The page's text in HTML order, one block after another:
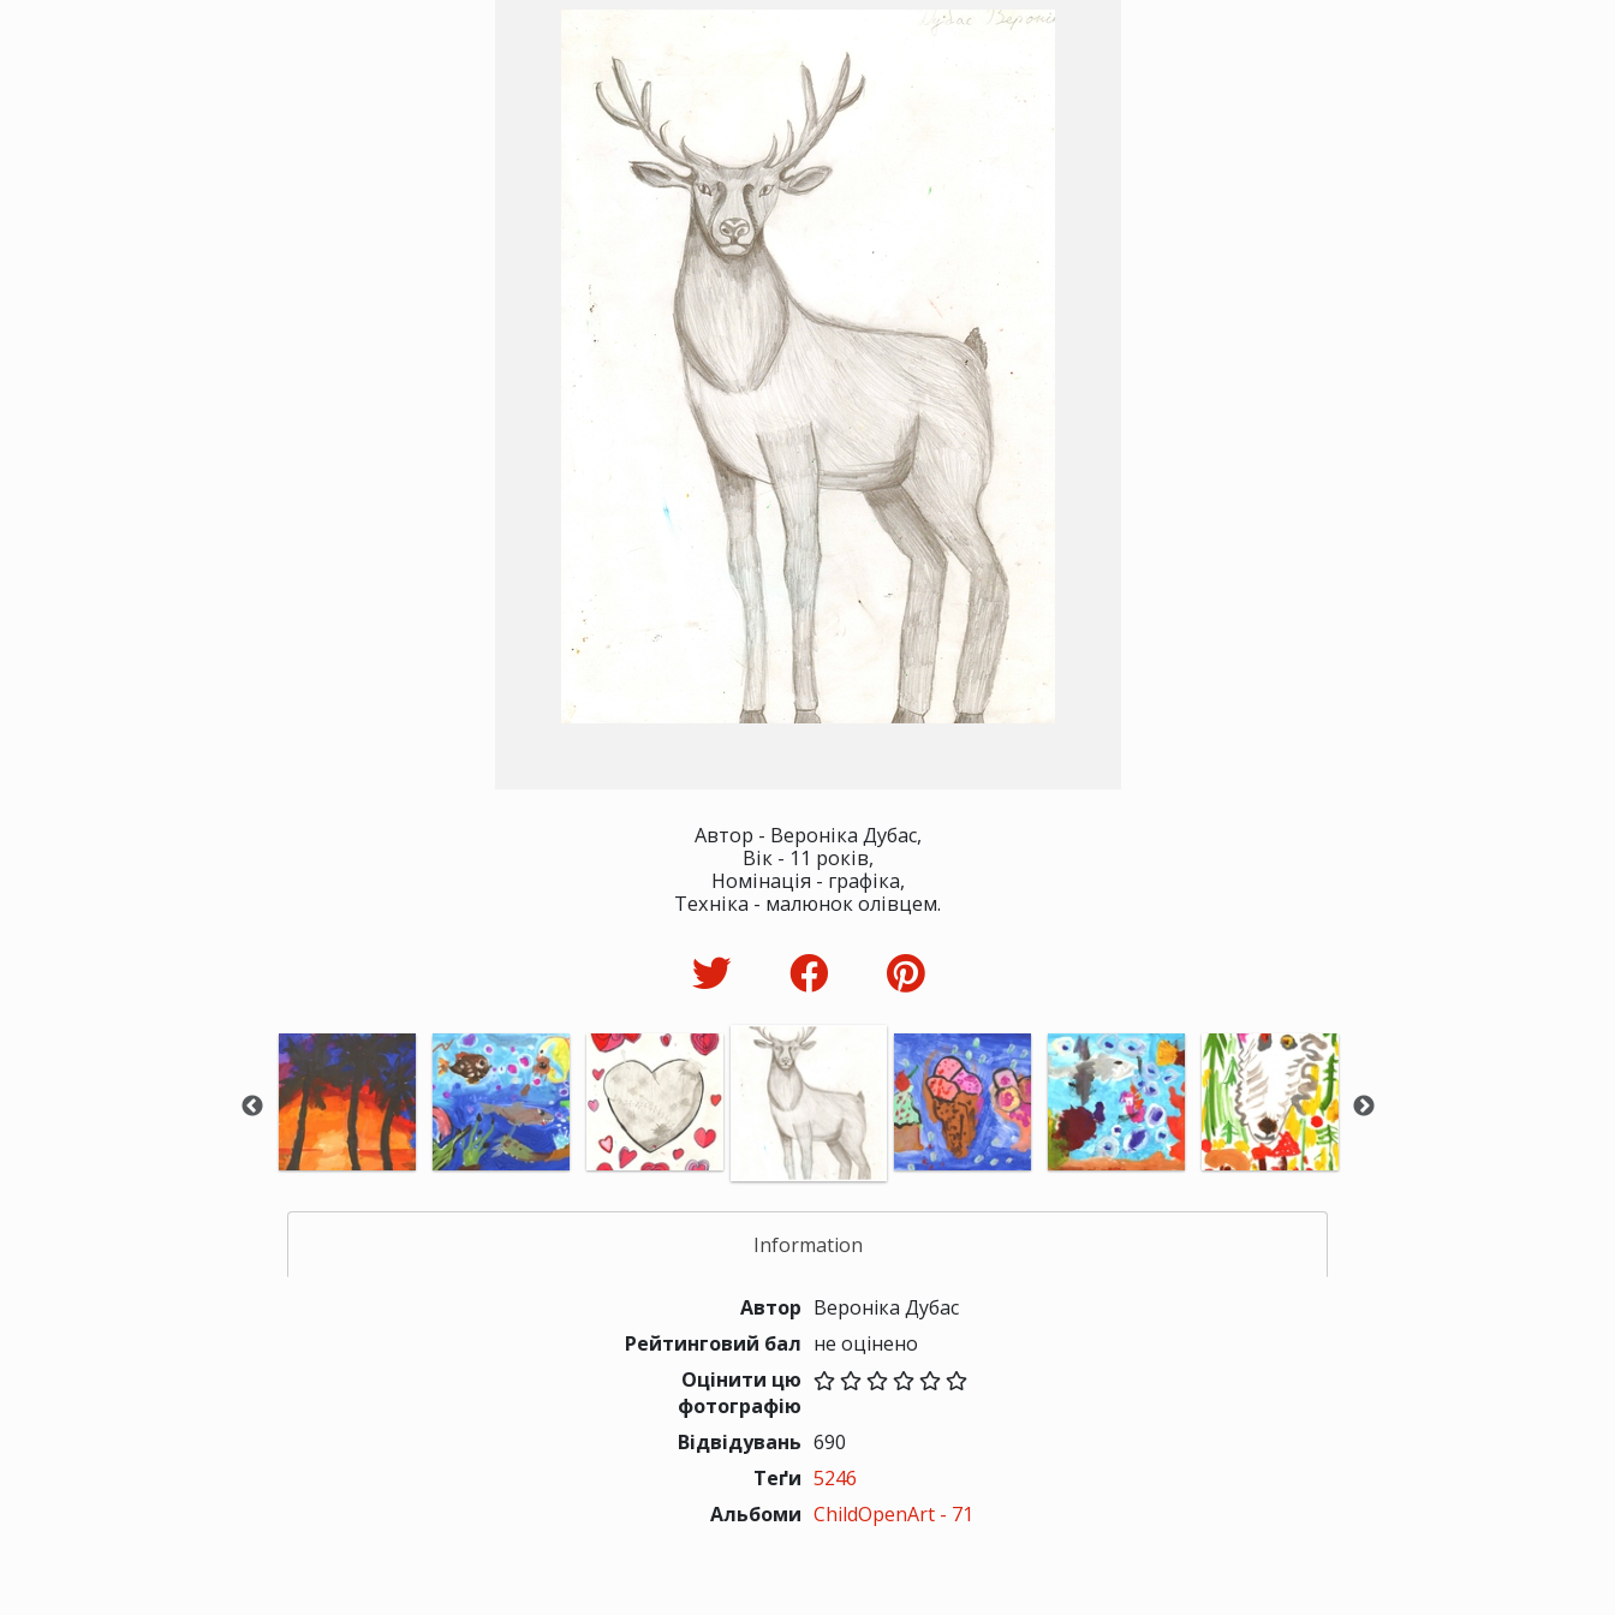
Автор - Вероніка Дубас,
Вік - 11 років,
Номінація - графіка,
Техніка - малюнок олівцем.
Information
Автор Вероніка Дубас
Рейтинговий бал не оцінено
Оцінити цю
фотографію
Відвідувань 690
Теґи 5246
Альбоми ChildOpenArt - 71